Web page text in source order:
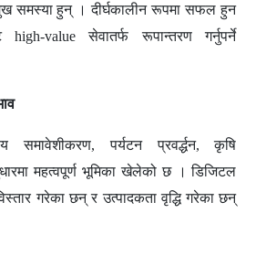
समस्या हुन् । दीर्घकालीन रूपमा सफल हुन
value सेवातर्फ रूपान्तरण गर्नुपर्ने
समावेशीकरण, पर्यटन प्रवर्द्धन, कृषि
महत्वपूर्ण भूमिका खेलेको छ । डिजिटल
गरेका छन् र उत्पादकता वृद्धि गरेका छन्